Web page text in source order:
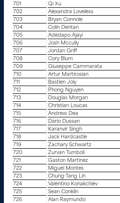
701
Qi Xu
702
Alexandra Loveless
703
Bryan Connole
704
Colin Dentan
705
Adedapo Ajayi
706
Josh Mccully
707
Jordan Griff
708
Cory Blum
709
Giuseppe Cammarata
710
Artur Martirosian
711
Bastien Joly
712
Phong Nguyen
713
Douglas Morgan
714
Christian Loucas
715
Andrew Dea
716
Dario Dussan
717
Karanvir Singh
718
Jack Hardcastle
719
Zachary Schwartz
720
Zurvan Tumboli
721
Gaston Martinez
722
Miguel Montes
723
Chung-Tang Lin
724
Valentino Konakchiev
725
Sean Conklin
726
Alan Raymundo